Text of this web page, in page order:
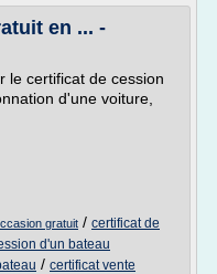
en ... -
le certificat de cession
d'une voiture,
gratuit / certificat de
d'un bateau
/ certificat vente